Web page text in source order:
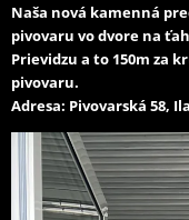
Naša nová kamenná
pivovaru vo dvore na
Prievidzu a to 150m za
pivovaru.
Adresa: Pivovarská 58,